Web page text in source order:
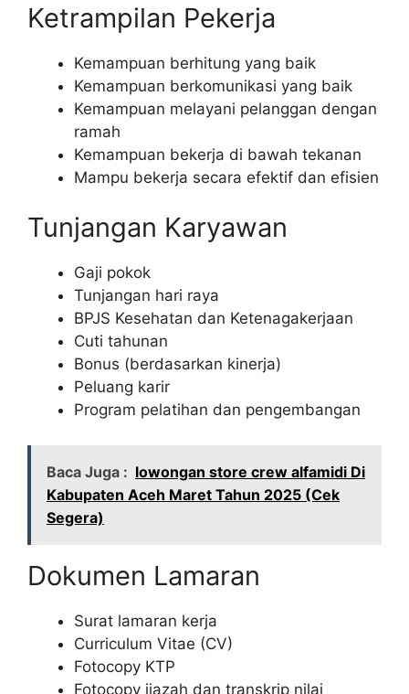
Ketrampilan Pekerja
Kemampuan berhitung yang baik
Kemampuan berkomunikasi yang baik
Kemampuan melayani pelanggan dengan
ramah
Kemampuan bekerja di bawah tekanan
Mampu bekerja secara efektif dan efisien
Tunjangan Karyawan
Gaji pokok
Tunjangan hari raya
BPJS Kesehatan dan Ketenagakerjaan
Cuti tahunan
Bonus (berdasarkan kinerja)
Peluang karir
Program pelatihan dan pengembangan
Baca Juga : lowongan store crew alfamidi Di
Kabupaten Aceh Maret Tahun 2025 (Cek
Segera)
Dokumen Lamaran
Surat lamaran kerja
Curriculum Vitae (CV)
Fotocopy KTP
Fotocopy ijazah dan transkrip nilai